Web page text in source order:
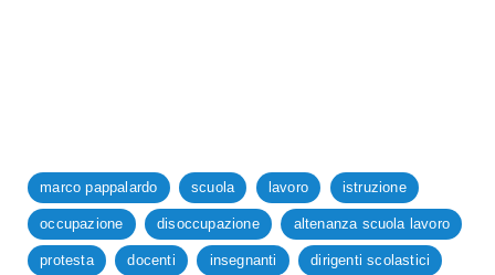
marco pappalardo scuola lavoro istruzione
occupazione disoccupazione altenanza scuola lavoro
protesta docenti insegnanti dirigenti scolastici